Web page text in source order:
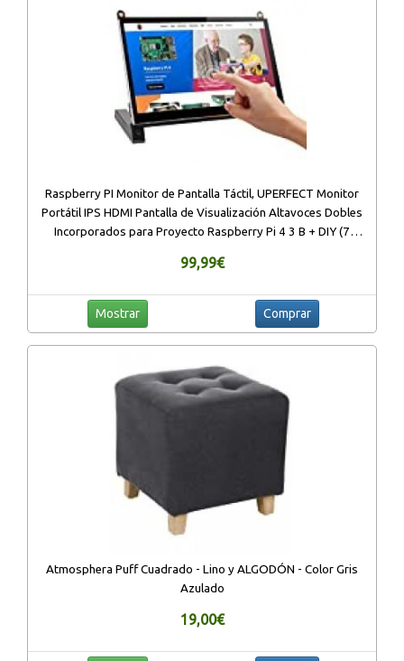
Raspberry PI Monitor de Pantalla Táctil, UPERFECT Monitor
Portátil IPS HDMI Pantalla de Visualización Altavoces Dobles
Incorporados para Proyecto Raspberry Pi 4 3 B + DIY (7
99,99€
Mostrar Comprar
Atmosphera Puff Cuadrado - Lino y ALGODÓN - Color Gris
Azulado
19,00€